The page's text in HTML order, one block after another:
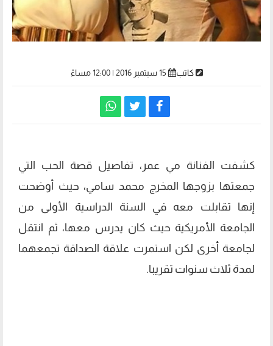
كاتب
كشفت الفنانة مي عمر، تفاصيل قصة الحب التي
جمعتها بزوجها المخرج محمد سامي، حيث أوضحت
إنها تقابلت معه في السنة الدراسية الأولى من
الجامعة الأمريكية حيث كان يدرس معها، ثم انتقل
لجامعة أخرى لكن استمرت علاقة الصداقة تجمعهما
لمدة ثلاث سنوات تقريبا.